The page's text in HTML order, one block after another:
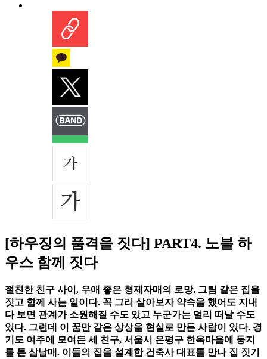
[하우징의 품격을 짓다] PART4. 노블 하
우스 함께 짓다
절친한 친구 사이, 우애 좋은 형제자매의 로망. 그림 같은 집을
짓고 함께 사는 일이다. 꼭 그리 살아보자 약속을 했어도 지내
다 보면 관계가 소원해질 수도 있고 누군가는 멀리 떠날 수도
있다. 그런데 이 꿈만 같은 상상을 현실로 만든 사람이 있다. 경
기도 여주에 모여든 세 친구, 서울시 은평구 한옥마을에 둥지
를 튼 삼남매. 이들의 집을 설계한 건축사 대표를 만나 집 짓기